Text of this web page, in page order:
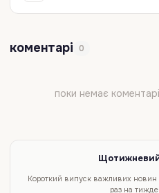
коментарі 0
поки немає
Короткий випуск важливих новин
раз на